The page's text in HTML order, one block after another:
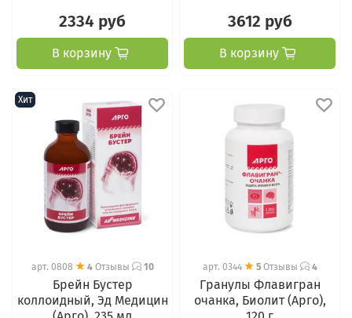
2334 руб
В корзину
3612 руб
В корзину
Хит
арт. 0808 4Отзывы 10
Брейн Бустер
коллоидный, Эд Медицин
арт. 0344 5Отзывы 4
Гранулы Флавигран
очанка, Биолит (Арго),